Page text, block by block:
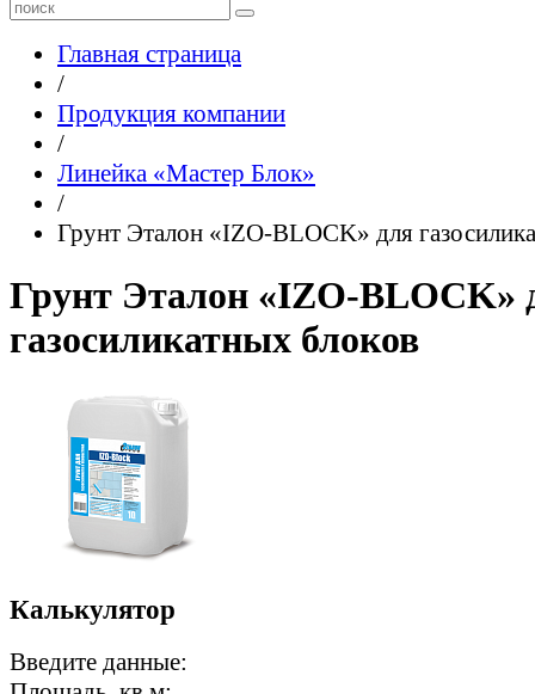
Главная страница
/
Продукция компании
/
Линейка «Мастер Блок»
/
Грунт Эталон «IZO-BLOCK» для
Грунт Эталон «IZO-BLOCK»
газосиликатных блоков
Калькулятор
Введите данные: